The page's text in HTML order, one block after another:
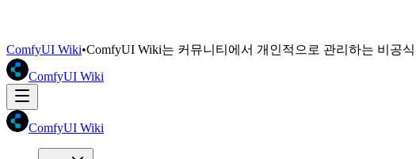
ComfyUI Wiki•ComfyUI Wiki는 커뮤니티에서 개인적으로 관리하는 비공
ComfyUI Wiki
ComfyUI Wiki